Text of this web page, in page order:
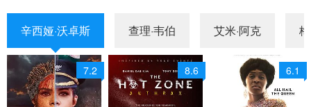
辛西娅·沃卓斯 查理·韦伯 艾米·阿克
7.2 8.6 6.1